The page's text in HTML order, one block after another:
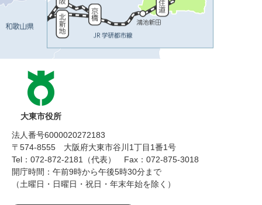
大東市役所
法人番号6000020272183
〒574-8555 大阪府大東市谷川1丁目1番1号
Tel：072-872-2181（代表）
Fax：072-875-3018
開庁時間：午前9時から午後5時30分まで
（土曜日・日曜日・祝日・年末年始を除く）